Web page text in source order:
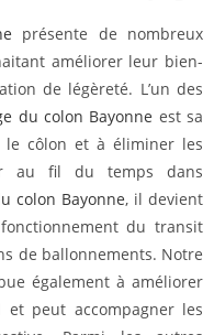
présente de nombreux
améliorer leur bien-
de légèreté. L’un des
du colon Bayonne est sa
le côlon et à éliminer les
au fil du temps dans
colon Bayonne, il devient
du transit
de ballonnements. Notre
également à améliorer
peut accompagner les